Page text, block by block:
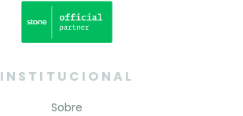
INSTITUCIONAL
Sobre